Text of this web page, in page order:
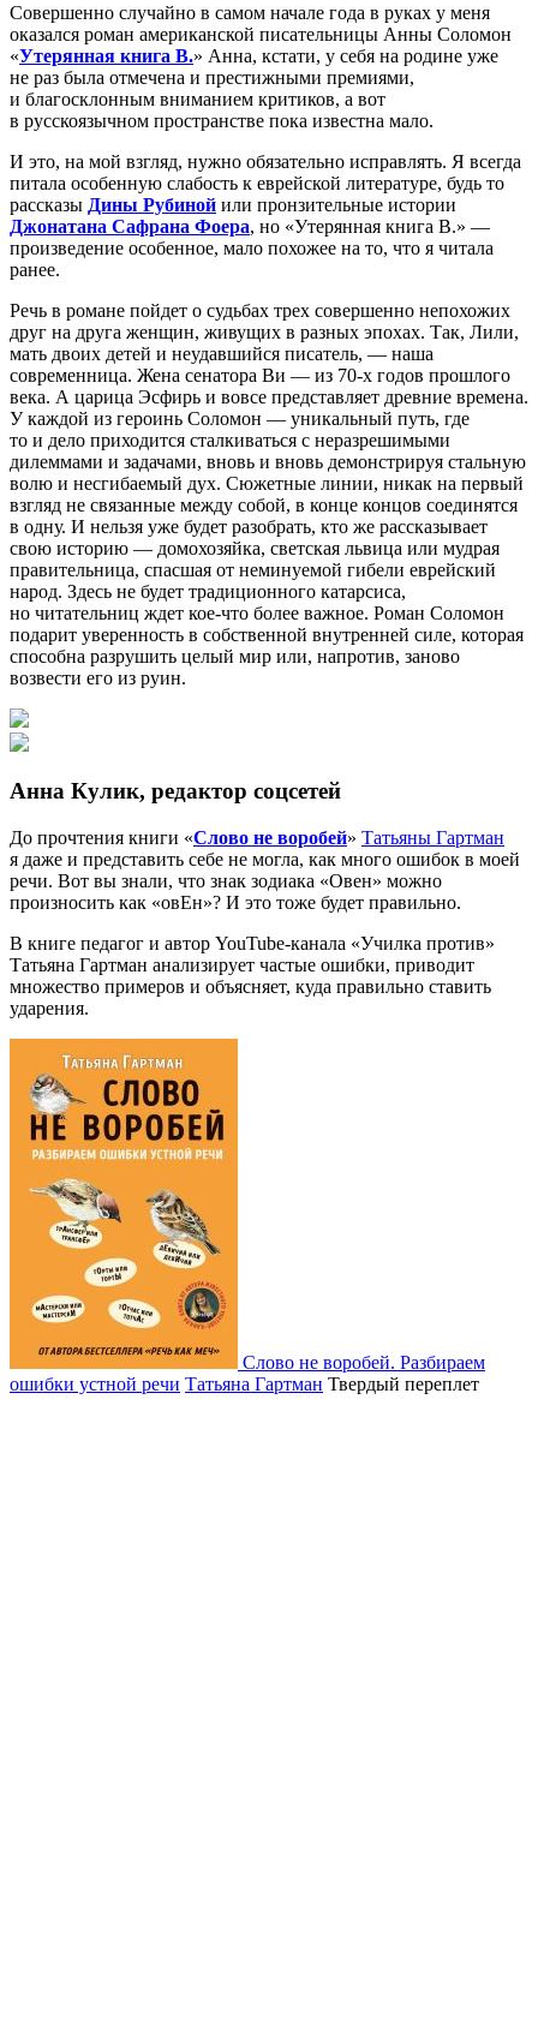
Совершенно случайно в самом начале года в руках у меня
оказался роман американской писательницы Анны Соломон
«Утерянная книга В.» Анна, кстати, у себя на родине уже
не раз была отмечена и престижными премиями,
и благосклонным вниманием критиков, а вот
в русскоязычном пространстве пока известна мало.
И это, на мой взгляд, нужно обязательно исправлять. Я всегда
питала особенную слабость к еврейской литературе, будь то
рассказы Дины Рубиной или пронзительные истории
Джонатана Сафрана Фоера, но «Утерянная книга В.» —
произведение особенное, мало похожее на то, что я читала
ранее.
Речь в романе пойдет о судьбах трех совершенно непохожих
друг на друга женщин, живущих в разных эпохах. Так, Лили,
мать двоих детей и неудавшийся писатель, — наша
современница. Жена сенатора Ви — из 70-х годов прошлого
века. А царица Эсфирь и вовсе представляет древние времена.
У каждой из героинь Соломон — уникальный путь, где
то и дело приходится сталкиваться с неразрешимыми
дилеммами и задачами, вновь и вновь демонстрируя стальную
волю и несгибаемый дух. Сюжетные линии, никак на первый
взгляд не связанные между собой, в конце концов соединятся
в одну. И нельзя уже будет разобрать, кто же рассказывает
свою историю — домохозяйка, светская львица или мудрая
правительница, спасшая от неминуемой гибели еврейский
народ. Здесь не будет традиционного катарсиса,
но читательниц ждет кое-что более важное. Роман Соломон
подарит уверенность в собственной внутренней силе, которая
способна разрушить целый мир или, напротив, заново
возвести его из руин.
Анна Кулик, редактор соцсетей
До прочтения книги «Слово не воробей» Татьяны Гартман
я даже и представить себе не могла, как много ошибок в моей
речи. Вот вы знали, что знак зодиака «Овен» можно
произносить как «овЕн»? И это тоже будет правильно.
В книге педагог и автор YouTube-канала «Училка против»
Татьяна Гартман анализирует частые ошибки, приводит
множество примеров и объясняет, куда правильно ставить
ударения.
Слово не воробей. Разбираем
ошибки устной речи Татьяна Гартман Твердый переплет